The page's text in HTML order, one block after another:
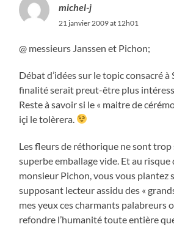
michel-j
21 janvier 2009 at 12h01
@ messieurs Janssen et Pichon;
Débat d’idées sur le topic consacré
finalité serait preut-être plus
Reste à savoir si le « maitre de
içi le tolèrera.
Les fleurs de réthorique ne sont trop
superbe emballage vide. Et au risque
monsieur Pichon, vous vous plantez
supposant lecteur assidu des «
mes yeux ces charmants palabreurs
refondre l’humanité toute entière